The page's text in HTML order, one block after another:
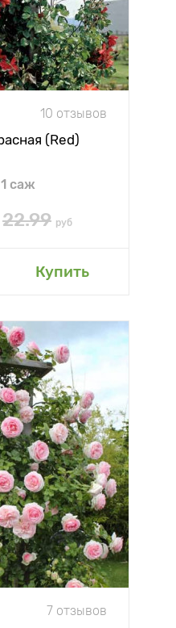
10 отзывов
(Red)
1 саж
22.99 руб
Купить
7 отзывов